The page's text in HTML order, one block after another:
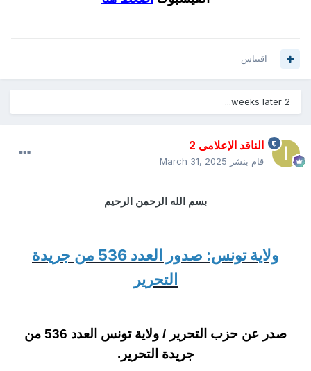
اقتباس
2 weeks later...
الناقد الإعلامي 2
قام بنشر March 31, 2025
بسم الله الرحمن الرحيم
ولاية تونس: صدور العدد 536 من جريدة
التحرير
صدر عن حزب التحرير / ولاية تونس العدد 536 من
جريدة التحرير.